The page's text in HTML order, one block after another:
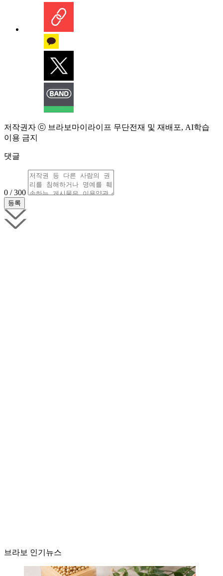
저작권자 ⓒ 브라보마이라이프 무단전재 및 재배포, AI학습
이용 금지
댓글
0 / 300
브라보 인기뉴스